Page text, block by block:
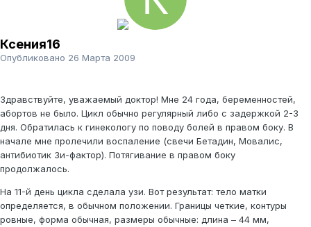
Ксения16
Опубликовано 26 Марта 2009
Здравствуйте, уважаемый доктор! Мне 24 года, беременностей,
абортов не было. Цикл обычно регулярный либо с задержкой 2-3
дня. Обратилась к гинекологу по поводу болей в правом боку. В
начале мне пролечили воспаление (свечи Бетадин, Мовалис,
антибиотик Зи-фактор). Потягивание в правом боку
продолжалось.
На 11-й день цикла сделала узи. Вот результат: тело матки
определяется, в обычном положении. Границы четкие, контуры
ровные, форма обычная, размеры обычные: длина – 44 мм,